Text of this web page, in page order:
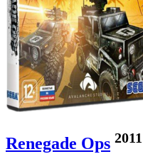
Renegade Ops 2011